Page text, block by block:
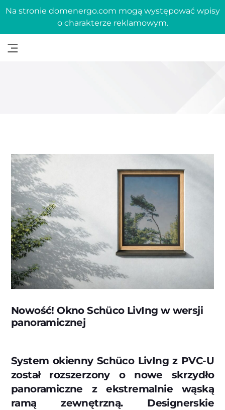
Na stronie domenergo.com mogą występować wpisy
o charakterze reklamowym.
Nowość! Okno Schüco LivIng w wersji
panoramicznej
System okienny Schüco LivIng z PVC-U
został rozszerzony o nowe skrzydło
panoramiczne z ekstremalnie wąską
ramą zewnętrzną. Designerskie